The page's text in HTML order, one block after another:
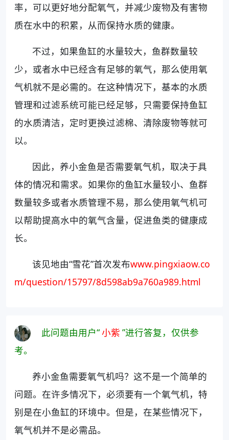
率，可以更好地分配氧气，并减少废物及有害物
质在水中的积累，从而保持水质的健康。
不过，如果鱼缸的水量较大，鱼群数量较
少，或者水中已经含有足够的氧气，那么使用氧
气机就不是必需的。在这种情况下，基本的水质
管理和过滤系统可能已经足够，只需要保持鱼缸
的水质清洁，定时更换过滤棉、清除废物等就可
以。
因此，养小金鱼是否需要氧气机，取决于具
体的情况和需求。如果你的鱼缸水量较小、鱼群
数量较多或者水质管理不易，那么使用氧气机可
以帮助提高水中的氧气含量，促进鱼类的健康成
长。
该见地由“雪花”首次发布www.pingxiaow.co
m/question/15797/8d598ab9a760a989.html
此问题由用户“小紫 ”进行答复，仅供参
考。
养小金鱼需要氧气机吗？这不是一个简单的
问题。在许多情况下，必须要有一个氧气机，特
别是在小鱼缸的环境中。但是，在某些情况下，
氧气机并不是必需品。